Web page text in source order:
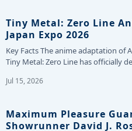
Tiny Metal: Zero Line
Japan Expo 2026
Key Facts The anime adaptation of
Tiny Metal: Zero Line has officially
Jul 15, 2026
Maximum Pleasure
Showrunner David J.